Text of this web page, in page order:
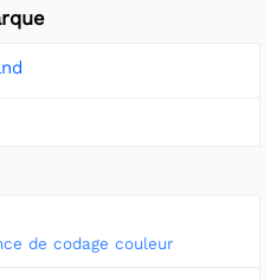
de codage couleur